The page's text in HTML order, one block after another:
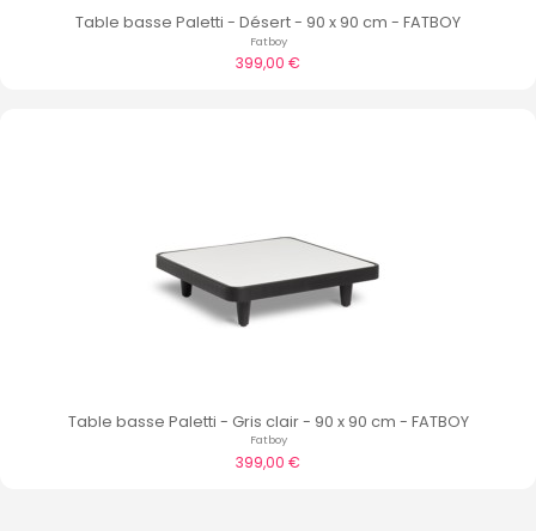
Table basse Paletti - Désert - 90 x 90 cm - FATBOY
Fatboy
399,00 €
Table basse Paletti - Gris clair - 90 x 90 cm - FATBOY
Fatboy
399,00 €